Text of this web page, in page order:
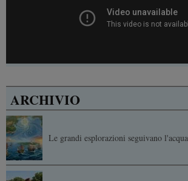
ARCHIVIO
Le grandi esplorazioni seguivano l'acqua